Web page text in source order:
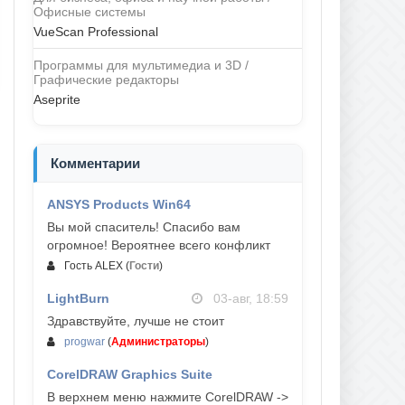
Офисные системы
VueScan Professional
Программы для мультимедиа и 3D /
Графические редакторы
Aseprite
Комментарии
ANSYS Products Win64
Вы мой спаситель! Спасибо вам
огромное! Вероятнее всего конфликт
Гость ALEX (Гости)
LightBurn
03-авг, 18:59
Здравствуйте, лучше не стоит
progwar (Администраторы)
CorelDRAW Graphics Suite
03-авг, 18:58
В верхнем меню нажмите CorelDRAW ->